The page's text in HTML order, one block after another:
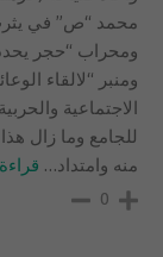
محمد “ص” في يثرب
ومحراب “حجر
ومنبر “لالقاء
الاجتماعية
للجامع وما زال
منه وامتداد…
0